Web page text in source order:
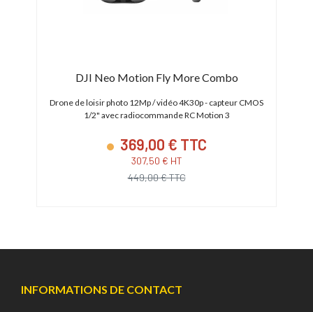
DJI Neo Motion Fly More Combo
Drone de loisir photo 12Mp / vidéo 4K30p - capteur CMOS
1/2" avec radiocommande RC Motion 3
369,00 € TTC
307,50 € HT
449,00 € TTC
INFORMATIONS DE CONTACT